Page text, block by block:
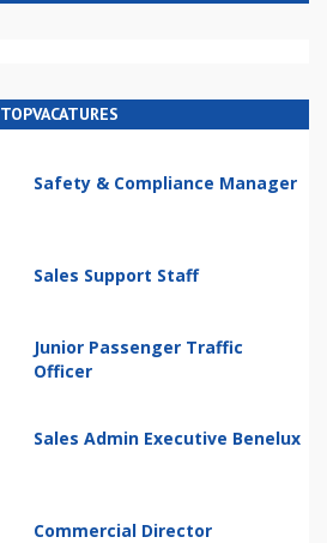
TOPVACATURES
Safety & Compliance Manager
Sales Support Staff
Junior Passenger Traffic
Officer
Sales Admin Executive Benelux
Commercial Director